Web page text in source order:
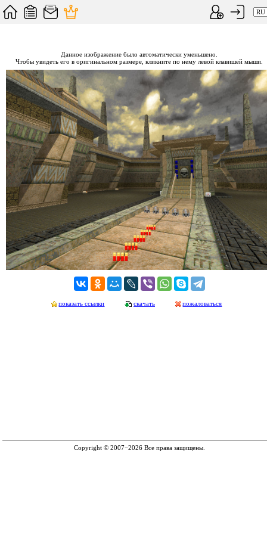
Данное изображение было автоматически уменьшено.
Чтобы увидеть его в оригинальном размере, кликните по нему левой клавишей мыши.
показать ссылки скачать пожаловаться
Copyright © 2007−2026 Все права защищены.